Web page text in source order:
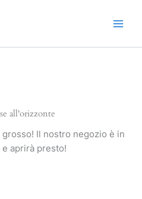
all'orizzonte
Il nostro negozio è in
aprirà presto!